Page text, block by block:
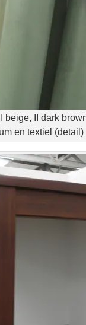
II dark
en textiel (detail)